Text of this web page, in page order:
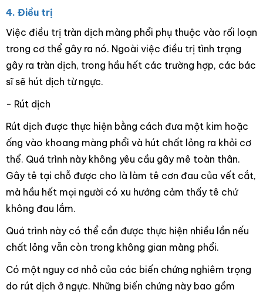
4. Điều trị
Việc điều trị tràn dịch màng phổi phụ thuộc vào rối loạn
trong cơ thể gây ra nó. Ngoài việc điều trị tình trạng
gây ra tràn dịch, trong hầu hết các trường hợp, các bác
sĩ sẽ hút dịch từ ngực.
- Rút dịch
Rút dịch được thực hiện bằng cách đưa một kim hoặc
ống vào khoang màng phổi và hút chất lỏng ra khỏi cơ
thể. Quá trình này không yêu cầu gây mê toàn thân.
Gây tê tại chỗ được cho là làm tê cơn đau của vết cắt,
mà hầu hết mọi người có xu hướng cảm thấy tê chứ
không đau lắm.
Quá trình này có thể cần được thực hiện nhiều lần nếu
chất lỏng vẫn còn trong không gian màng phổi.
Có một nguy cơ nhỏ của các biến chứng nghiêm trọng
do rút dịch ở ngực. Những biến chứng này bao gồm